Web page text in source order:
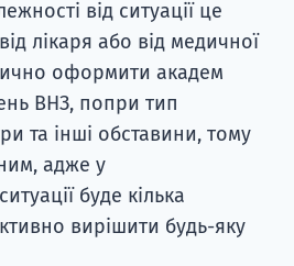
від ситуації це
лікаря або від медичної
оформити академ
ВНЗ, попри тип
та інші обставини, тому
адже у
буде кілька
вирішити будь-яку